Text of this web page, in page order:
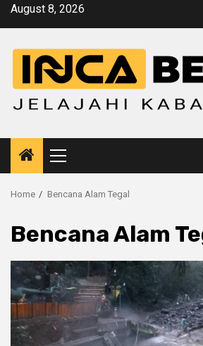
SkipAugust 8, 2026
Primary
Menu
Home Bencana Alam Tegal
Bencana Alam